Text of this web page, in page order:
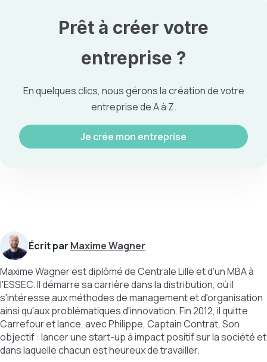
Prêt à créer votre
entreprise ?
En quelques clics, nous gérons la création de votre
entreprise de A à Z.
Je crée mon entreprise
Écrit par Maxime Wagner
Maxime Wagner est diplômé de Centrale Lille et d'un MBA à
l'ESSEC. Il démarre sa carrière dans la distribution, où il
s'intéresse aux méthodes de management et d'organisation
ainsi qu'aux problématiques d'innovation. Fin 2012, il quitte
Carrefour et lance, avec Philippe, Captain Contrat. Son
objectif : lancer une start-up à impact positif sur la société et
dans laquelle chacun est heureux de travailler.